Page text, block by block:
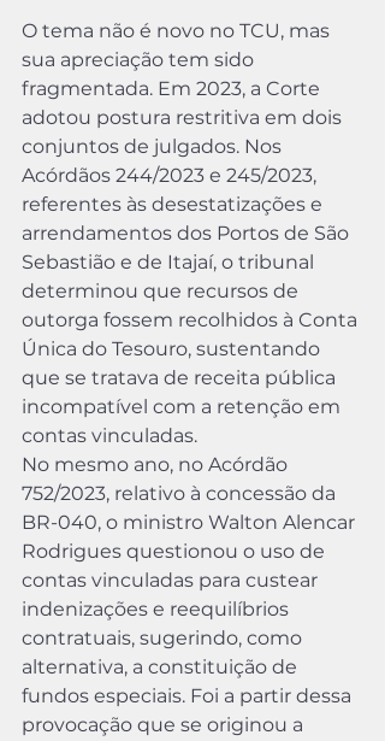
O tema não é novo no TCU, mas
sua apreciação tem sido
fragmentada. Em 2023, a Corte
adotou postura restritiva em dois
conjuntos de julgados. Nos
Acórdãos 244/2023 e 245/2023,
referentes às desestatizações e
arrendamentos dos Portos de São
Sebastião e de Itajaí, o tribunal
determinou que recursos de
outorga fossem recolhidos à Conta
Única do Tesouro, sustentando
que se tratava de receita pública
incompatível com a retenção em
contas vinculadas.
No mesmo ano, no Acórdão
752/2023, relativo à concessão da
BR-040, o ministro Walton Alencar
Rodrigues questionou o uso de
contas vinculadas para custear
indenizações e reequilíbrios
contratuais, sugerindo, como
alternativa, a constituição de
fundos especiais. Foi a partir dessa
provocação que se originou a